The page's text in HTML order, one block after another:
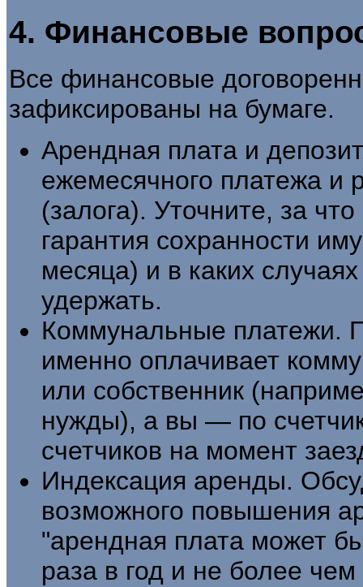
4. Финансовые
Все финансовые
зафиксированы на бумаге.
Арендная плата и
ежемесячного платежа и
(залога). Уточните, за
гарантия сохранности
месяца) и в каких
удержать.
Коммунальные платежи.
именно оплачивает
или собственник
нужды), а вы — по
счетчиков на момент
Индексация аренды.
возможного повышения
"арендная плата может
раза в год и не более